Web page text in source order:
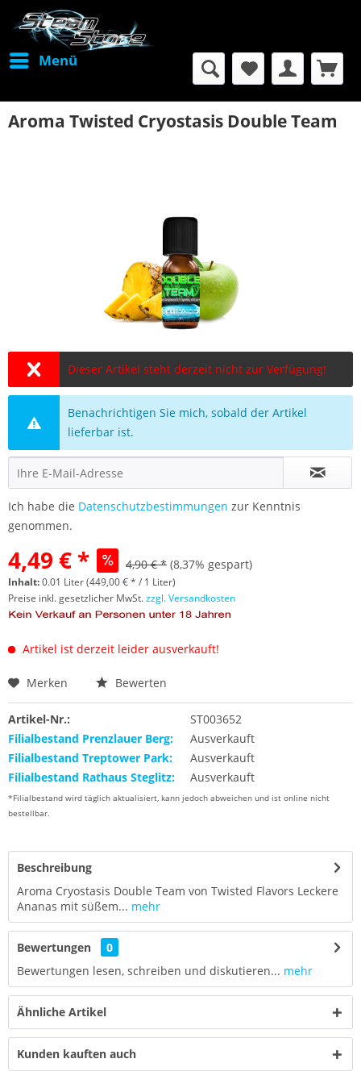
Menü
Aroma Twisted Cryostasis Double Team
Dieser Artikel steht derzeit nicht zur Verfügung!
Benachrichtigen Sie mich, sobald der Artikel
lieferbar ist.
Ich habe die Datenschutzbestimmungen zur Kenntnis
genommen.
4,49 € * 4,90 € * (8,37% gespart)
Inhalt:0.01 Liter (449,00 € * / 1 Liter)
Preise inkl. gesetzlicher MwSt.zzgl. Versandkosten
Artikel ist derzeit leider ausverkauft!
Merken Bewerten
Artikel-Nr.:
ST003652
Filialbestand Prenzlauer Berg:
Ausverkauft
Filialbestand Treptower Park:
Ausverkauft
Filialbestand Rathaus Steglitz:
Ausverkauft
*Filialbestand wird täglich aktualisiert, kann jedoch abweichen und ist online nicht
bestellbar.
Beschreibung
Aroma Cryostasis Double Team von Twisted Flavors Leckere
Ananas mit süßem... mehr
Bewertungen
0
Bewertungen lesen, schreiben und diskutieren... mehr
Ähnliche Artikel
Kunden kauften auch